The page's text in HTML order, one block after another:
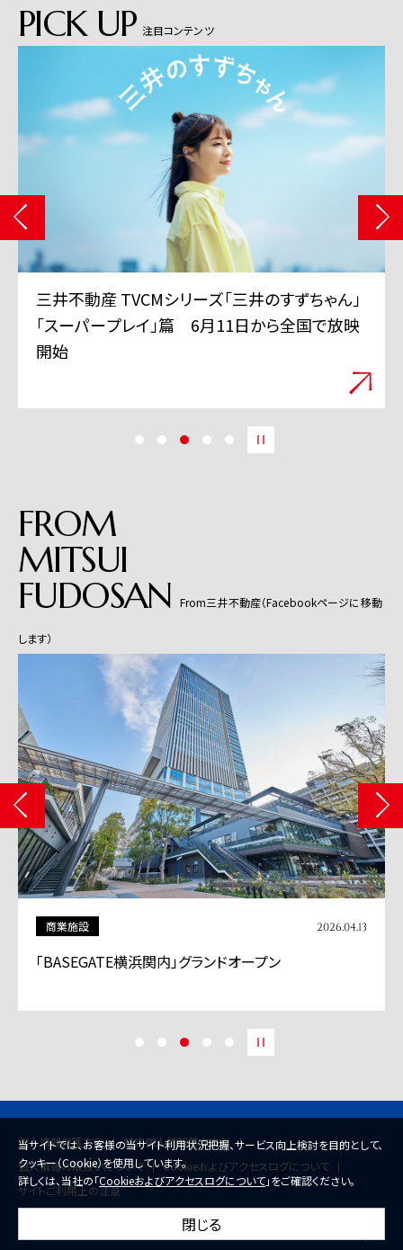
PICK UP 注目コンテンツ
三井不動産 TVCMシリーズ「三井のすずちゃん」
「スーパープレイ」篇 6月11日から全国で放映
開始
FROM
MITSUI
FUDOSAN From三井不動産（Facebookページに移動
します）
商業施設 2026.04.13
「BASEGATE横浜関内」グランドオープン
© 2026 Mitsui Fudosan Co., Ltd.
個人情報保護方針
特定個人情報基本方針
個人情報の取扱いについて
Cookieおよびアクセスログについて
サイトご利用上の注意
当サイトでは、お客様の当サイト利用状況把握、サービス向上検討を目的として、
クッキー（Cookie）を使用しています。
詳しくは、当社の「Cookieおよびアクセスログについて」をご確認ください。
閉じる